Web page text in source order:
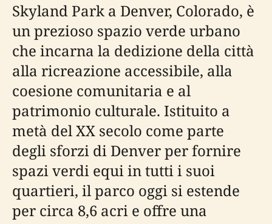
Skyland Park a Denver, Colorado, è
un prezioso spazio verde urbano
che incarna la dedizione della città
alla ricreazione accessibile, alla
coesione comunitaria e al
patrimonio culturale. Istituito a
metà del XX secolo come parte
degli sforzi di Denver per fornire
spazi verdi equi in tutti i suoi
quartieri, il parco oggi si estende
per circa 8,6 acri e offre una